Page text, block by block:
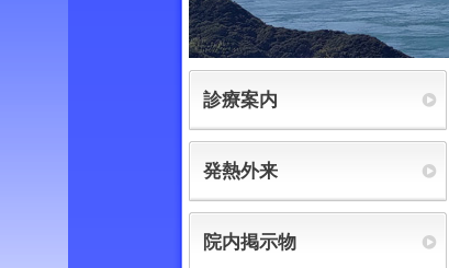
診療案内
発熱外来
院内掲示物